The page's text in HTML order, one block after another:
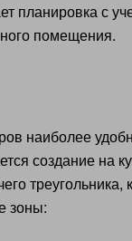
планировка с
помещения.
наиболее
создание на
треугольника,
зоны: